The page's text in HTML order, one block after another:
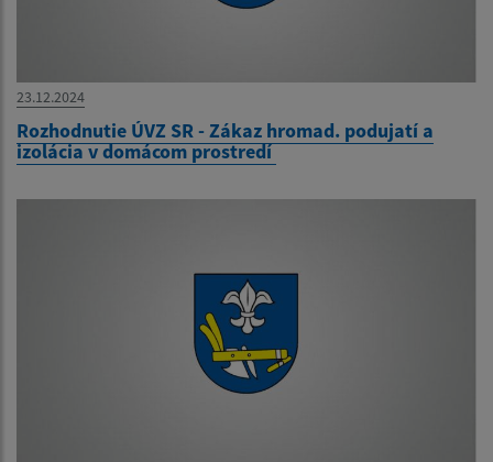
23.12.2024
Rozhodnutie ÚVZ SR - Zákaz hromad. podujatí a
izolácia v domácom prostredí